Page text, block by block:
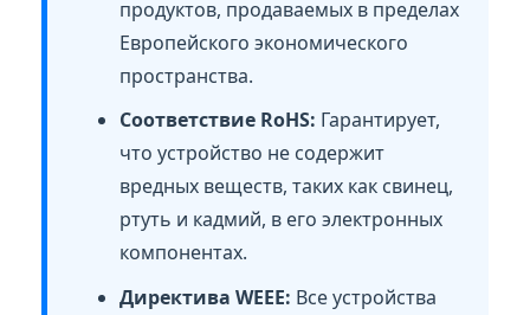
продуктов, продаваемых в пределах
Европейского экономического
пространства.
Соответствие RoHS: Гарантирует,
что устройство не содержит
вредных веществ, таких как свинец,
ртуть и кадмий, в его электронных
компонентах.
Директива WEEE: Все устройства